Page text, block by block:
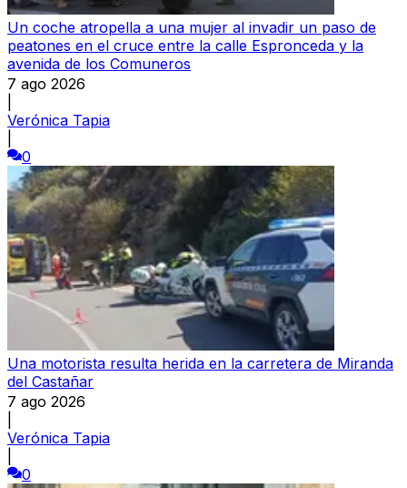
Un coche atropella a una mujer al invadir un paso de
peatones en el cruce entre la calle Espronceda y la
avenida de los Comuneros
7 ago 2026
Verónica Tapia
0
Una motorista resulta herida en la carretera de Miranda
del Castañar
7 ago 2026
Verónica Tapia
0